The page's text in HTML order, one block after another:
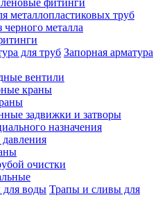
фитинги
металлопластиковых труб
металла
Запорная арматура
вентили
краны
задвижки и затворы
назначения
очистки
Трапы и сливы для